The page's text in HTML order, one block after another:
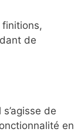
finitions,
de
de
en